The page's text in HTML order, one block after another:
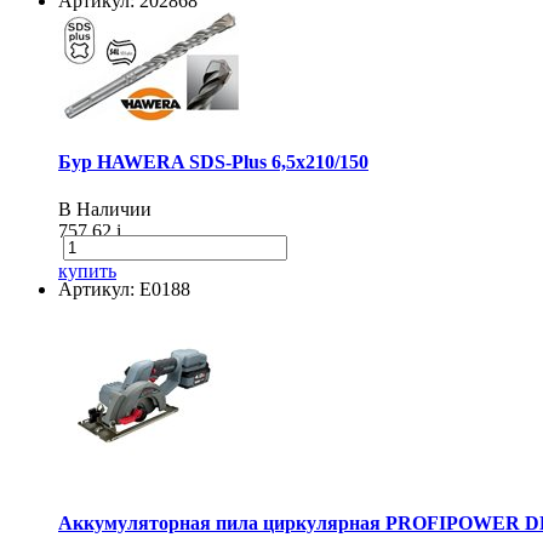
Бур HAWERA SDS-Plus 6,5х210/150
В Наличии
757.62i
купить
Артикул: E0188
Аккумуляторная пила циркулярная PROFIPOWER